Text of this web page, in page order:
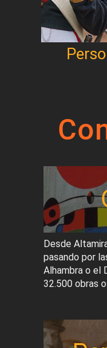
Desde
pasando por
Alhambra o el
32.500 obras